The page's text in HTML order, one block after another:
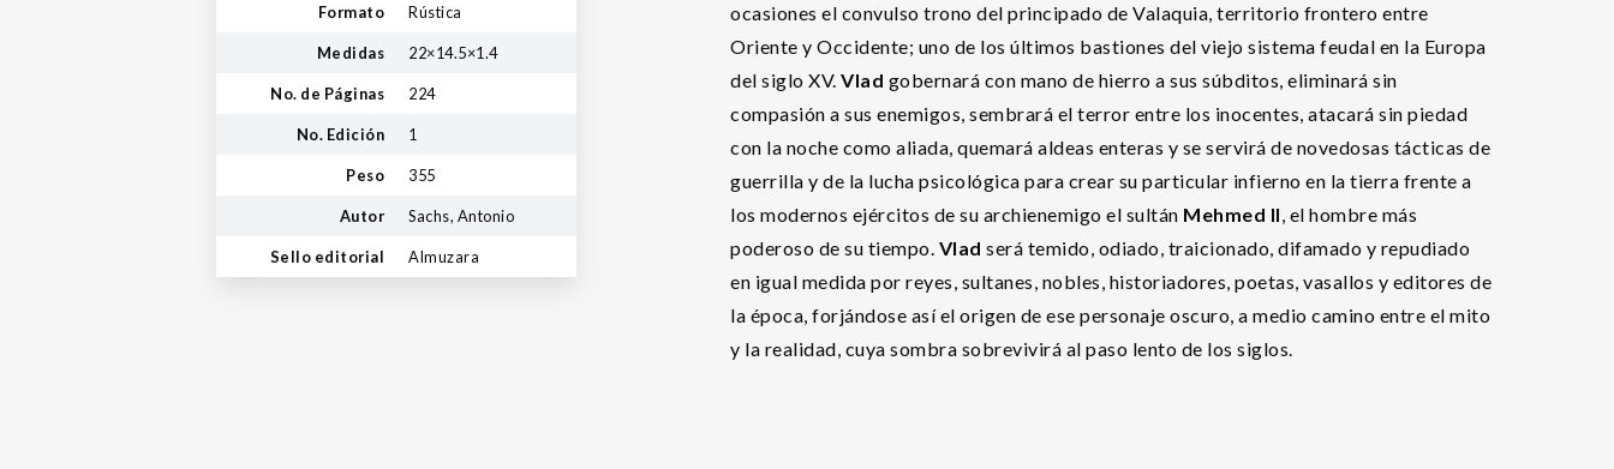
Formato Rústica
Medidas 22×14.5×1.4
No. de Páginas 224
No. Edición 1
Peso 355
Autor Sachs, Antonio
Sello editorial Almuzara
ocasiones el convulso trono del principado de Valaquia, territorio frontero entre
Oriente y Occidente; uno de los últimos bastiones del viejo sistema feudal en la Europa
del siglo XV. Vlad gobernará con mano de hierro a sus súbditos, eliminará sin
compasión a sus enemigos, sembrará el terror entre los inocentes, atacará sin piedad
con la noche como aliada, quemará aldeas enteras y se servirá de novedosas tácticas de
guerrilla y de la lucha psicológica para crear su particular infierno en la tierra frente a
los modernos ejércitos de su archienemigo el sultán Mehmed II, el hombre más
poderoso de su tiempo. Vlad será temido, odiado, traicionado, difamado y repudiado
en igual medida por reyes, sultanes, nobles, historiadores, poetas, vasallos y editores de
la época, forjándose así el origen de ese personaje oscuro, a medio camino entre el mito
y la realidad, cuya sombra sobrevivirá al paso lento de los siglos.